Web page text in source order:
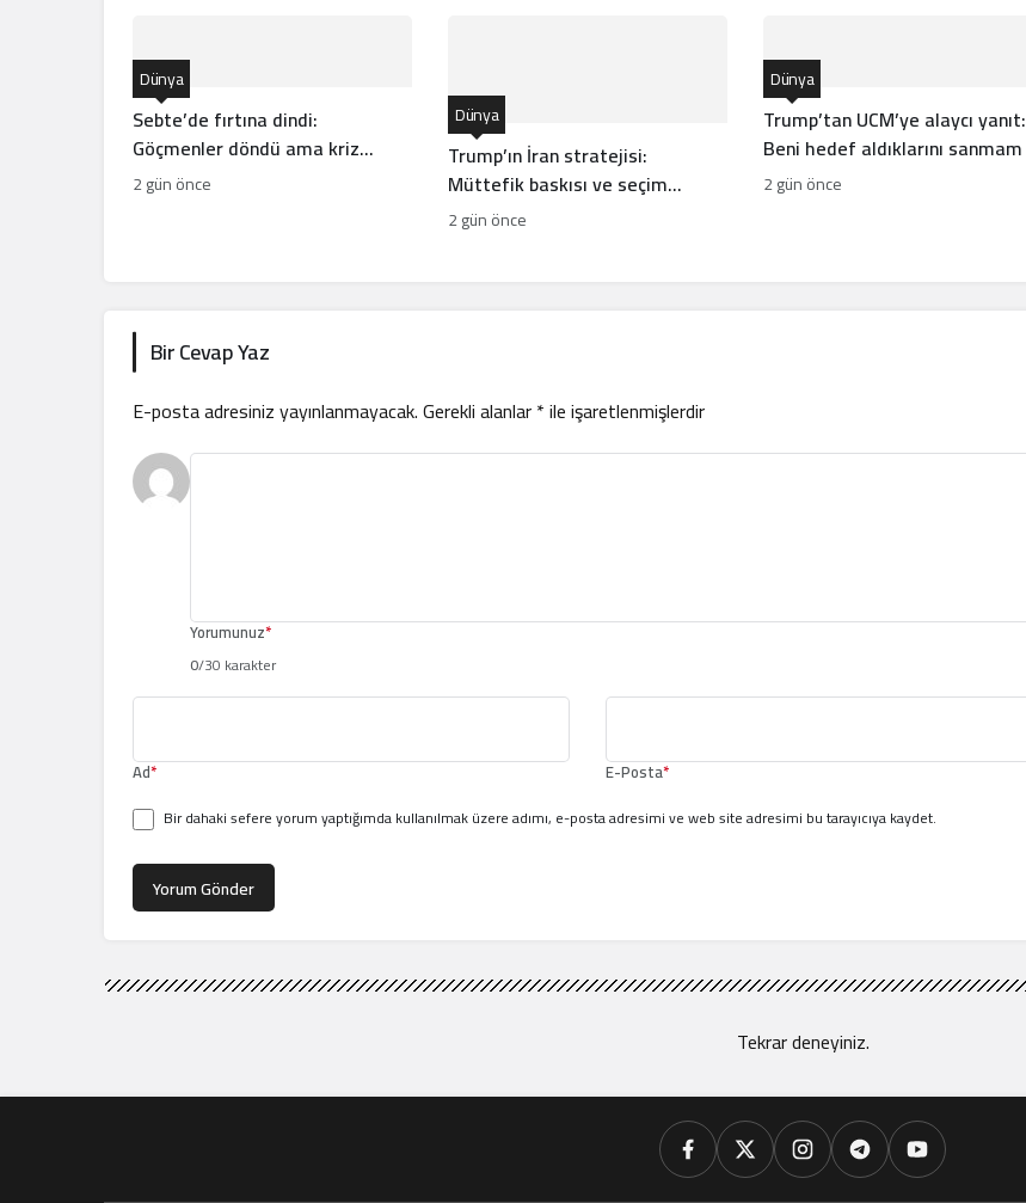
Sebte’de fırtına dindi:
Göçmenler döndü ama kriz
bitmedi
Dünya
2 gün önce
Trump’ın İran stratejisi:
Müttefik baskısı ve seçim
hesapları arasında bocalayan
diplomasi
Dünya
2 gün önce
Trump’tan UCM’ye alaycı yanıt:
Beni hedef aldıklarını sanmam
Dünya
2 gün önce
Bir Cevap Yaz
E-posta adresiniz yayınlanmayacak.Gerekli alanlar*ile işaretlenmişlerdir
Yorumunuz*
0/30 karakter
Ad* E-Posta*
Bir dahaki sefere yorum yaptığımda kullanılmak üzere adımı, e-posta adresimi ve web site adresimi bu tarayıcıya kaydet.
Yorum Gönder
Tekrar deneyiniz.